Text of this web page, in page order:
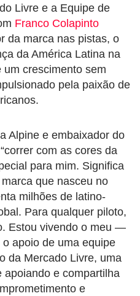
Livre e a Equipe de
Franco Colapinto
da marca nas pistas, o
da América Latina na
crescimento sem
pela paixão de
Alpine e embaixador do
com as cores da
para mim. Significa
que nasceu no
milhões de latino-
Para qualquer piloto,
Estou vivendo o meu —
apoio de uma equipe
da Mercado Livre, uma
apoiando e compartilha
e